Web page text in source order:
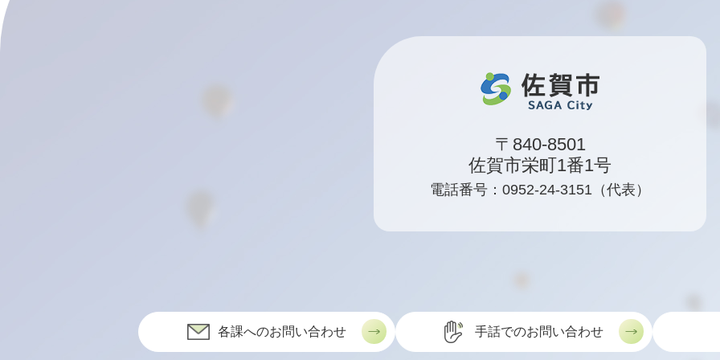
〒840-8501
佐賀市栄町1番1号
電話番号：0952-24-3151（代表）
各課へのお問い合わせ 手話でのお問い合わせ